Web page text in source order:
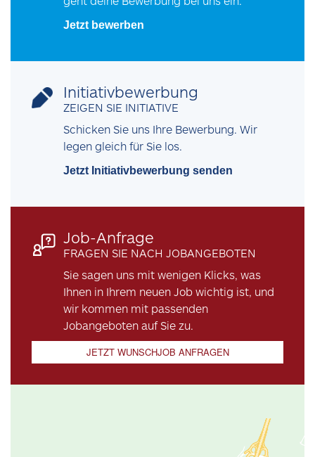
Jetzt bewerben
Initiativbewerbung
ZEIGEN SIE INITIATIVE
Schicken Sie uns Ihre Bewerbung. Wir
legen gleich für Sie los.
Jetzt Initiativbewerbung senden
Job-Anfrage
FRAGEN SIE NACH JOBANGEBOTEN
Sie sagen uns mit wenigen Klicks, was
Ihnen in Ihrem neuen Job wichtig ist, und
wir kommen mit passenden
Jobangeboten auf Sie zu.
JETZT WUNSCHJOB ANFRAGEN